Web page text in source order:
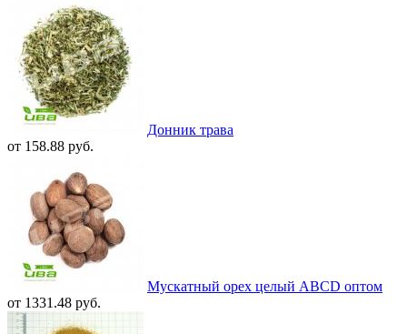
Донник трава
от 158.88 руб.
Мускатный орех целый ABCD оптом
от 1331.48 руб.